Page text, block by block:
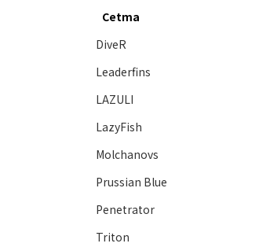
Cetma
DiveR
Leaderfins
LAZULI
LazyFish
Molchanovs
Prussian Blue
Penetrator
Triton